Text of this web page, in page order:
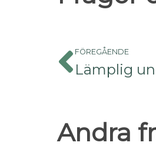
FÖREGÅENDE
Lämplig
Andra